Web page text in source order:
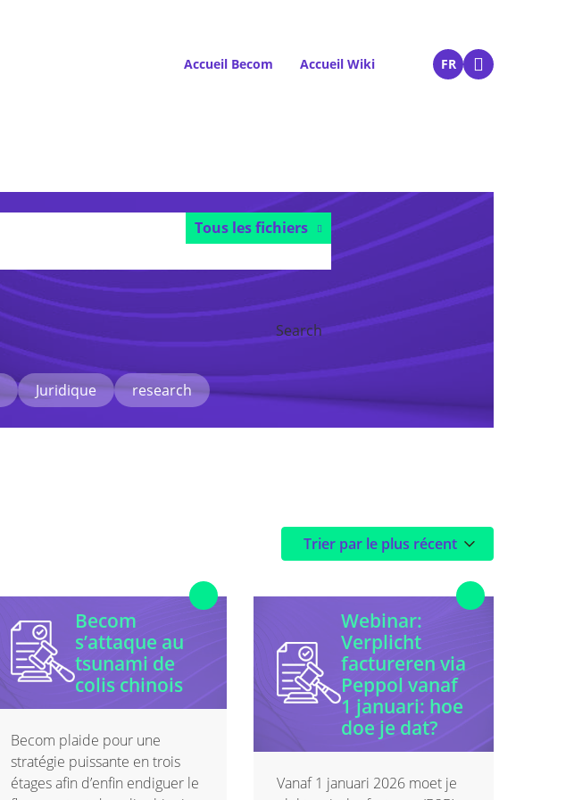
Accueil Becom Accueil Wiki FR
Tous les fichiers
Search
Juridique research
Becom
s’attaque au
tsunami de
colis chinois
Becom plaide pour une
stratégie puissante en trois
étages afin d’enfin endiguer le
Webinar:
Verplicht
factureren via
Peppol vanaf
1 januari: hoe
doe je dat?
Vanaf 1 januari 2026 moet je